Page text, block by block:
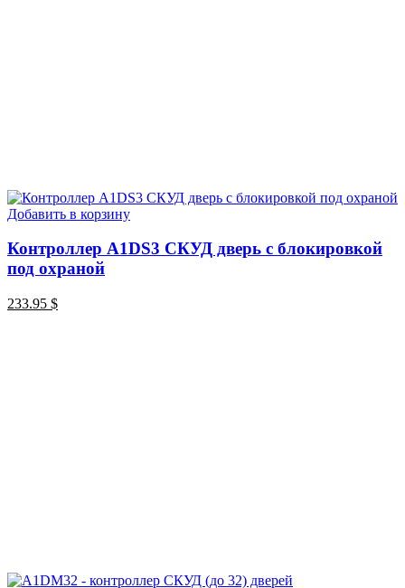
Добавить в корзину
Контроллер A1DS3 СКУД дверь с блокировкой
под охраной
233.95 $